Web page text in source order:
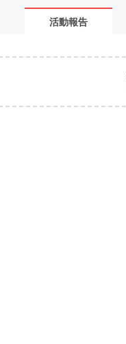
活動報告